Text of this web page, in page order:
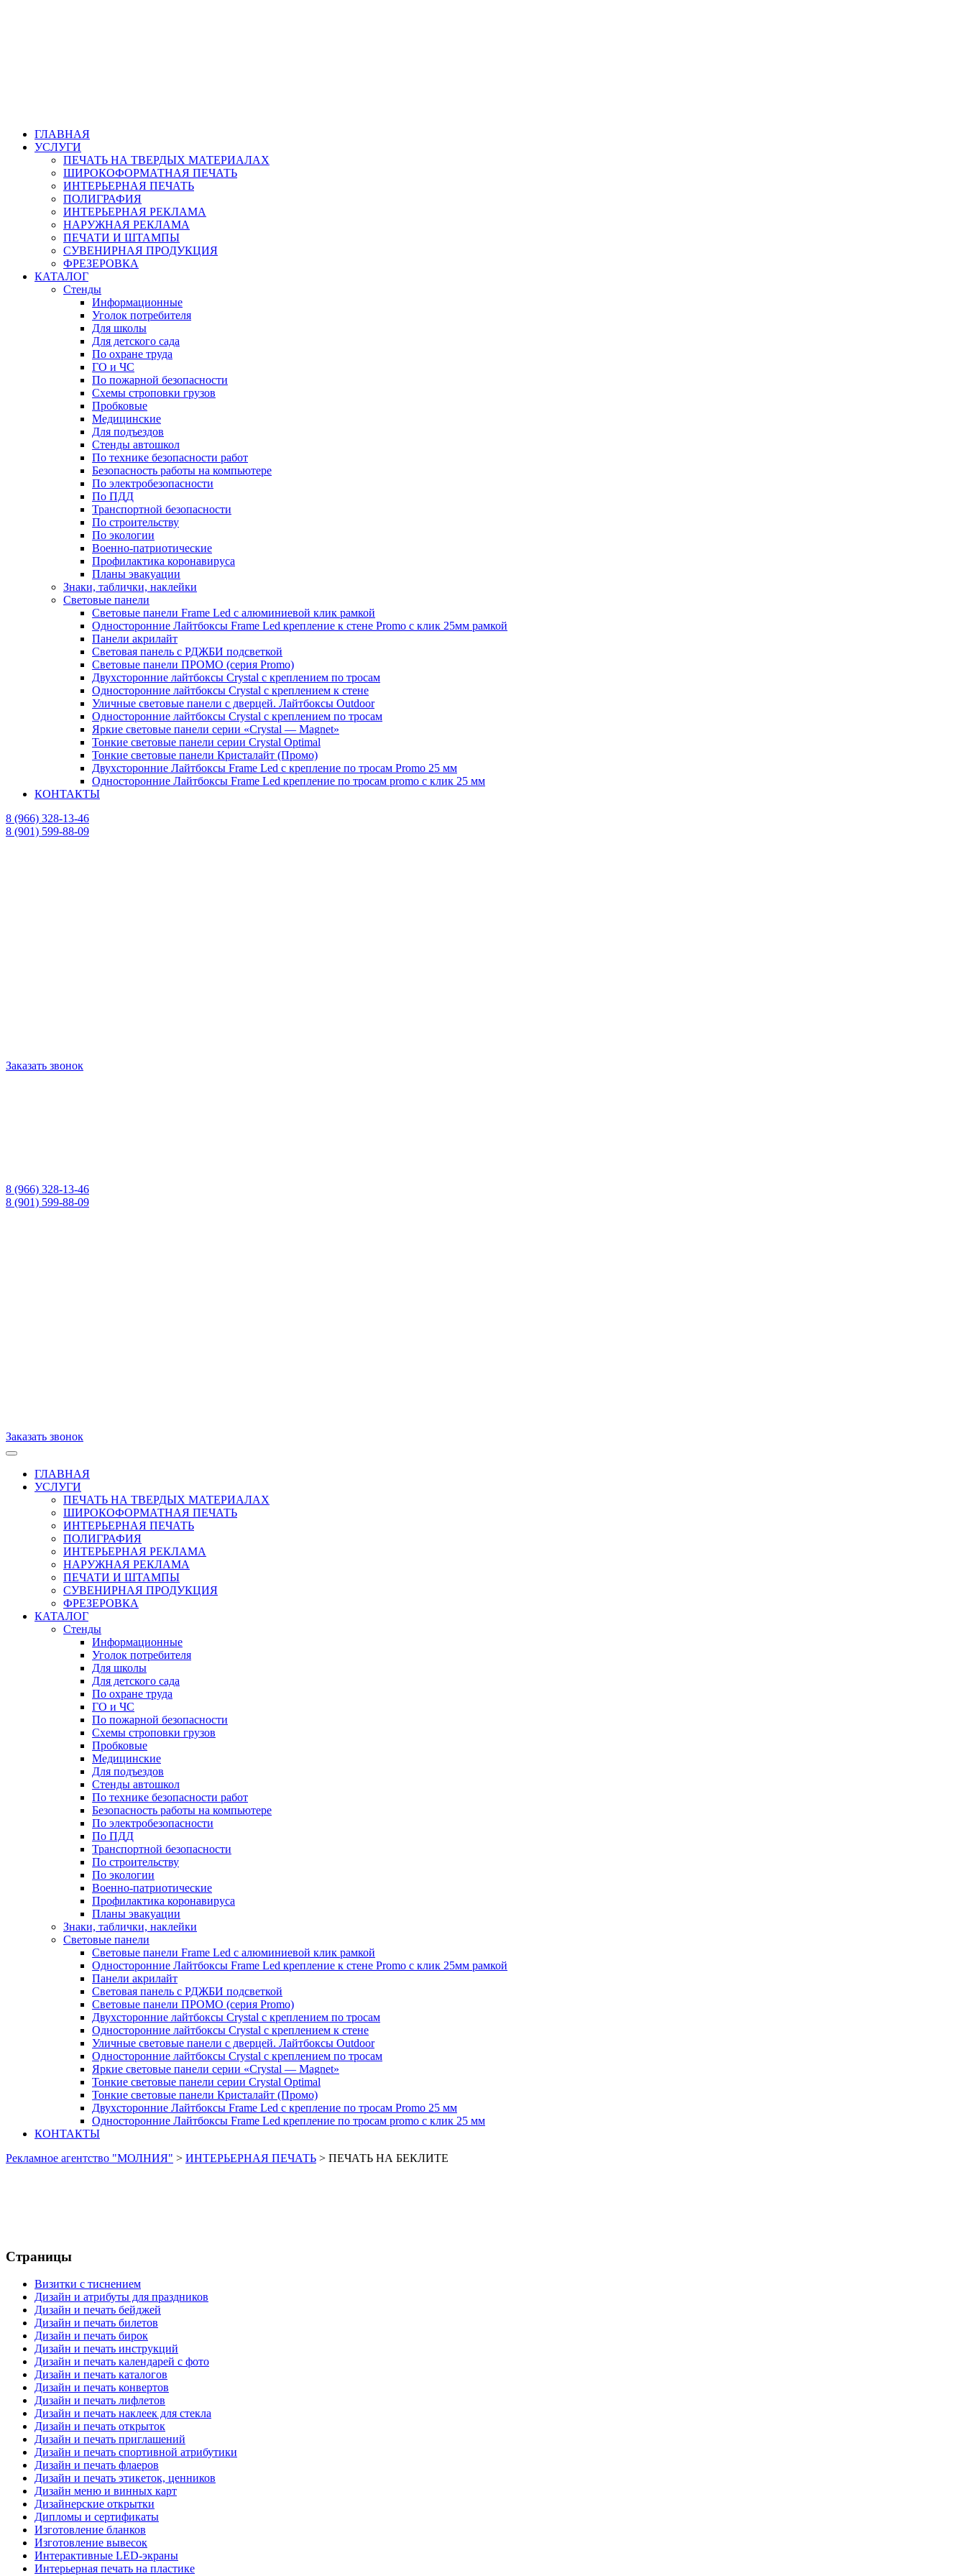
ГЛАВНАЯ
УСЛУГИ
ПЕЧАТЬ НА ТВЕРДЫХ МАТЕРИАЛАХ
ШИРОКОФОРМАТНАЯ ПЕЧАТЬ
ИНТЕРЬЕРНАЯ ПЕЧАТЬ
ПОЛИГРАФИЯ
ИНТЕРЬЕРНАЯ РЕКЛАМА
НАРУЖНАЯ РЕКЛАМА
ПЕЧАТИ И ШТАМПЫ
СУВЕНИРНАЯ ПРОДУКЦИЯ
ФРЕЗЕРОВКА
КАТАЛОГ
Стенды
Информационные
Уголок потребителя
Для школы
Для детского сада
По охране труда
ГО и ЧС
По пожарной безопасности
Схемы строповки грузов
Пробковые
Медицинские
Для подъездов
Стенды автошкол
По технике безопасности работ
Безопасность работы на компьютере
По электробезопасности
По ПДД
Транспортной безопасности
По строительству
По экологии
Военно-патриотические
Профилактика коронавируса
Планы эвакуации
Знаки, таблички, наклейки
Световые панели
Световые панели Frame Led с алюминиевой клик рамкой
Односторонние Лайтбоксы Frame Led крепление к стене Promo с клик 25мм рамкой
Панели акрилайт
Световая панель с РДЖБИ подсветкой
Световые панели ПРОМО (серия Promo)
Двухсторонние лайтбоксы Crystal с креплением по тросам
Односторонние лайтбоксы Crystal с креплением к стене
Уличные световые панели с дверцей. Лайтбоксы Outdoor
Односторонние лайтбоксы Crystal с креплением по тросам
Яркие световые панели серии «Crystal — Magnet»
Тонкие световые панели серии Crystal Optimal
Тонкие световые панели Кристалайт (Промо)
Двухсторонние Лайтбоксы Frame Led с крепление по тросам Promo 25 мм
Односторонние Лайтбоксы Frame Led крепление по тросам promo с клик 25 мм
КОНТАКТЫ
8 (966) 328-13-46
8 (901) 599-88-09
Заказать звонок
8 (966) 328-13-46
8 (901) 599-88-09
Заказать звонок
ГЛАВНАЯ
УСЛУГИ
ПЕЧАТЬ НА ТВЕРДЫХ МАТЕРИАЛАХ
ШИРОКОФОРМАТНАЯ ПЕЧАТЬ
ИНТЕРЬЕРНАЯ ПЕЧАТЬ
ПОЛИГРАФИЯ
ИНТЕРЬЕРНАЯ РЕКЛАМА
НАРУЖНАЯ РЕКЛАМА
ПЕЧАТИ И ШТАМПЫ
СУВЕНИРНАЯ ПРОДУКЦИЯ
ФРЕЗЕРОВКА
КАТАЛОГ
Стенды
Информационные
Уголок потребителя
Для школы
Для детского сада
По охране труда
ГО и ЧС
По пожарной безопасности
Схемы строповки грузов
Пробковые
Медицинские
Для подъездов
Стенды автошкол
По технике безопасности работ
Безопасность работы на компьютере
По электробезопасности
По ПДД
Транспортной безопасности
По строительству
По экологии
Военно-патриотические
Профилактика коронавируса
Планы эвакуации
Знаки, таблички, наклейки
Световые панели
Световые панели Frame Led с алюминиевой клик рамкой
Односторонние Лайтбоксы Frame Led крепление к стене Promo с клик 25мм рамкой
Панели акрилайт
Световая панель с РДЖБИ подсветкой
Световые панели ПРОМО (серия Promo)
Двухсторонние лайтбоксы Crystal с креплением по тросам
Односторонние лайтбоксы Crystal с креплением к стене
Уличные световые панели с дверцей. Лайтбоксы Outdoor
Односторонние лайтбоксы Crystal с креплением по тросам
Яркие световые панели серии «Crystal — Magnet»
Тонкие световые панели серии Crystal Optimal
Тонкие световые панели Кристалайт (Промо)
Двухсторонние Лайтбоксы Frame Led с крепление по тросам Promo 25 мм
Односторонние Лайтбоксы Frame Led крепление по тросам promo с клик 25 мм
КОНТАКТЫ
Рекламное агентство "МОЛНИЯ" > ИНТЕРЬЕРНАЯ ПЕЧАТЬ > ПЕЧАТЬ НА БЕКЛИТЕ
Страницы
Визитки с тиснением
Дизайн и атрибуты для праздников
Дизайн и печать бейджей
Дизайн и печать билетов
Дизайн и печать бирок
Дизайн и печать инструкций
Дизайн и печать календарей с фото
Дизайн и печать каталогов
Дизайн и печать конвертов
Дизайн и печать лифлетов
Дизайн и печать наклеек для стекла
Дизайн и печать открыток
Дизайн и печать приглашений
Дизайн и печать спортивной атрибутики
Дизайн и печать флаеров
Дизайн и печать этикеток, ценников
Дизайн меню и винных карт
Дизайнерские открытки
Дипломы и сертификаты
Изготовление бланков
Изготовление вывесок
Интерактивные LED-экраны
Интерьерная печать на пластике